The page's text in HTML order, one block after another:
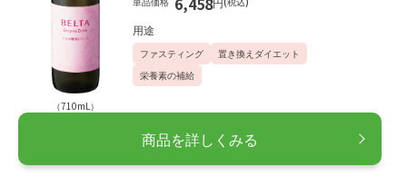
（710mL）
用途
ファスティング
置き換えダイエット
栄養素の補給
商品を詳しくみる